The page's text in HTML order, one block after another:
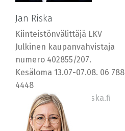
Jan Riska
Kiinteistönvälittäjä LKV
Julkinen kaupanvahvistaja
numero 402855/207.
Kesäloma 13.07-07.08. 06 788
4448
0400 569577, jan@riska.fi